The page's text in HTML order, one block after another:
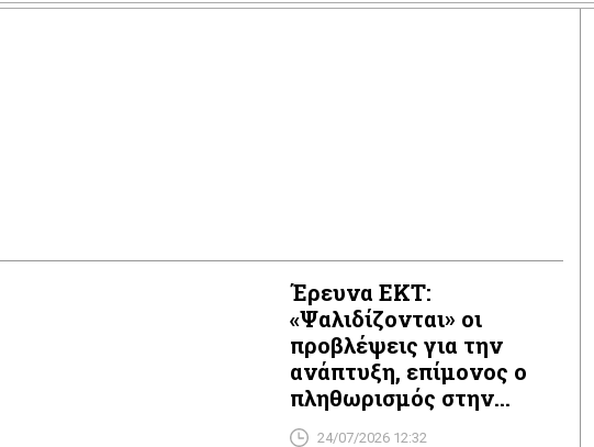
Έρευνα ΕΚΤ:
«Ψαλιδίζονται» οι
προβλέψεις για την
ανάπτυξη, επίμονος ο
πληθωρισμός στην
ευρωζώνη
24/07/2026 12:32